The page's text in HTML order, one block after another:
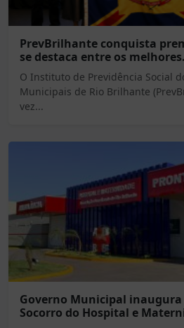
PrevBrilhante conquista
se destaca entre os
O Instituto de Previdência Social
Municipais de Rio Brilhante
vez...
Governo Municipal
Socorro do Hospital e